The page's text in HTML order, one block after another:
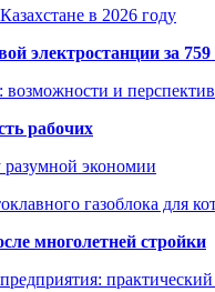
в 2026 году
электростанции за
возможности и
рабочих
разумной экономии
газоблока для
многолетней стройки